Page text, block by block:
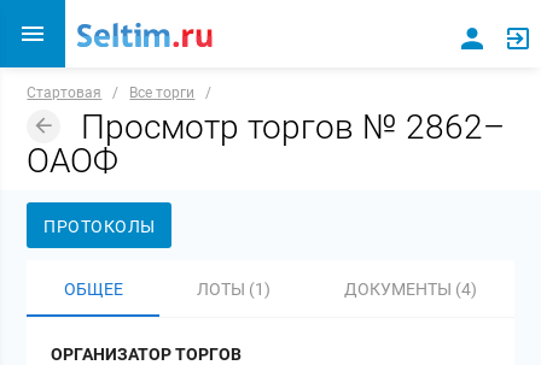
Стартовая / Все торги /
Просмотр торгов № 2862–
ОАОФ
ПРОТОКОЛЫ
ОБЩЕЕ ЛОТЫ (1) ДОКУМЕНТЫ (4)
ОРГАНИЗАТОР ТОРГОВ